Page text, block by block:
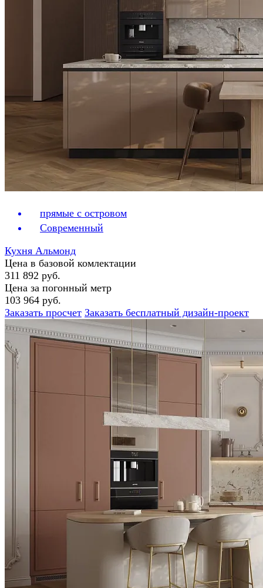
прямые с островом
Современный
Кухня Альмонд
Цена в базовой комлектации
311 892 руб.
Цена за погонный метр
103 964 руб.
Заказать просчет Заказать бесплатный дизайн-проект